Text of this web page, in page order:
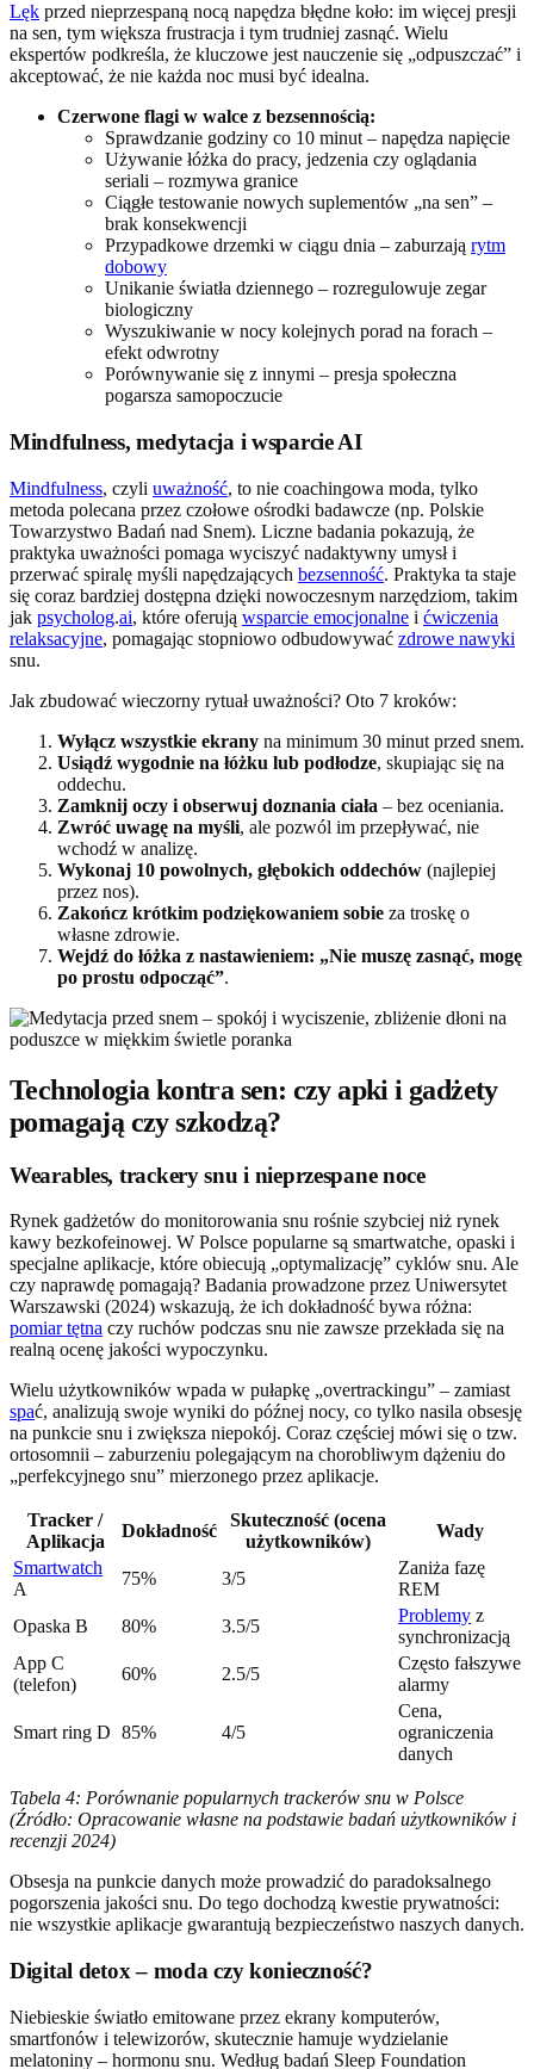
Lęk przed nieprzespaną nocą napędza błędne koło: im więcej presji
na sen, tym większa frustracja i tym trudniej zasnąć. Wielu
ekspertów podkreśla, że kluczowe jest nauczenie się „odpuszczać” i
akceptować, że nie każda noc musi być idealna.
Czerwone flagi w walce z bezsennością:
Sprawdzanie godziny co 10 minut – napędza napięcie
Używanie łóżka do pracy, jedzenia czy oglądania
seriali – rozmywa granice
Ciągłe testowanie nowych suplementów „na sen” –
brak konsekwencji
Przypadkowe drzemki w ciągu dnia – zaburzają rytm
dobowy
Unikanie światła dziennego – rozregulowuje zegar
biologiczny
Wyszukiwanie w nocy kolejnych porad na forach –
efekt odwrotny
Porównywanie się z innymi – presja społeczna
pogarsza samopoczucie
Mindfulness, medytacja i wsparcie AI
Mindfulness, czyli uważność, to nie coachingowa moda, tylko
metoda polecana przez czołowe ośrodki badawcze (np. Polskie
Towarzystwo Badań nad Snem). Liczne badania pokazują, że
praktyka uważności pomaga wyciszyć nadaktywny umysł i
przerwać spiralę myśli napędzających bezsenność. Praktyka ta staje
się coraz bardziej dostępna dzięki nowoczesnym narzędziom, takim
jak psycholog.ai, które oferują wsparcie emocjonalne i ćwiczenia
relaksacyjne, pomagając stopniowo odbudowywać zdrowe nawyki
snu.
Jak zbudować wieczorny rytuał uważności? Oto 7 kroków:
Wyłącz wszystkie ekrany na minimum 30 minut przed snem.
Usiądź wygodnie na łóżku lub podłodze, skupiając się na
oddechu.
Zamknij oczy i obserwuj doznania ciała – bez oceniania.
Zwróć uwagę na myśli, ale pozwól im przepływać, nie
wchodź w analizę.
Wykonaj 10 powolnych, głębokich oddechów (najlepiej
przez nos).
Zakończ krótkim podziękowaniem sobie za troskę o
własne zdrowie.
Wejdź do łóżka z nastawieniem: „Nie muszę zasnąć, mogę
po prostu odpocząć”.
Technologia kontra sen: czy apki i gadżety
pomagają czy szkodzą?
Wearables, trackery snu i nieprzespane noce
Rynek gadżetów do monitorowania snu rośnie szybciej niż rynek
kawy bezkofeinowej. W Polsce popularne są smartwatche, opaski i
specjalne aplikacje, które obiecują „optymalizację” cyklów snu. Ale
czy naprawdę pomagają? Badania prowadzone przez Uniwersytet
Warszawski (2024) wskazują, że ich dokładność bywa różna:
pomiar tętna czy ruchów podczas snu nie zawsze przekłada się na
realną ocenę jakości wypoczynku.
Wielu użytkowników wpada w pułapkę „overtrackingu” – zamiast
spać, analizują swoje wyniki do późnej nocy, co tylko nasila obsesję
na punkcie snu i zwiększa niepokój. Coraz częściej mówi się o tzw.
ortosomnii – zaburzeniu polegającym na chorobliwym dążeniu do
„perfekcyjnego snu” mierzonego przez aplikacje.
Tracker /
Aplikacja
Dokładność
Skuteczność (ocena
użytkowników)
Wady
Smartwatch
A
75% 3/5
Zaniża fazę
REM
Opaska B
80% 3.5/5
Problemy z
synchronizacją
App C
(telefon)
60% 2.5/5
Często fałszywe
alarmy
Smart ring D 85% 4/5
Cena,
ograniczenia
danych
Tabela 4: Porównanie popularnych trackerów snu w Polsce
(Źródło: Opracowanie własne na podstawie badań użytkowników i
recenzji 2024)
Obsesja na punkcie danych może prowadzić do paradoksalnego
pogorszenia jakości snu. Do tego dochodzą kwestie prywatności:
nie wszystkie aplikacje gwarantują bezpieczeństwo naszych danych.
Digital detox – moda czy konieczność?
Niebieskie światło emitowane przez ekrany komputerów,
smartfonów i telewizorów, skutecznie hamuje wydzielanie
melatoniny – hormonu snu. Według badań Sleep Foundation